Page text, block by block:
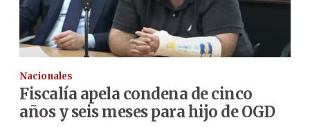
Nacionales
Fiscalía apela condena de cinco
años y seis meses para hijo de OGD